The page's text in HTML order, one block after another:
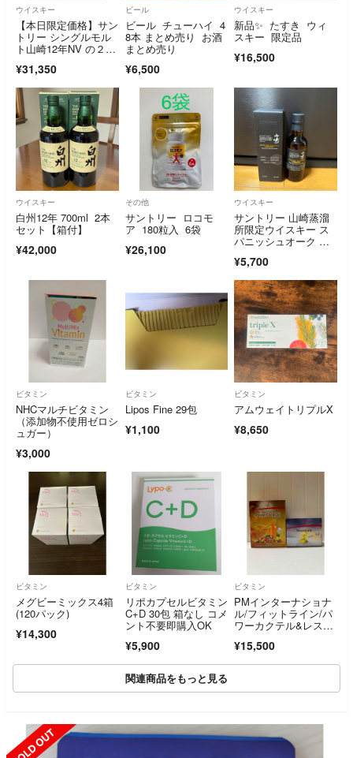
ウイスキー
【本日限定価格】サン
トリー シングルモル
ト山崎12年NV の２点
¥31,350
ビール
ビール チューハイ 4
8本 まとめ売り お酒
まとめ売り
¥6,500
ウイスキー
新品✨️ たすき ウィ
スキー 限定品
¥16,500
ウイスキー
白州12年 700ml 2本
セット【箱付】
¥42,000
その他
サントリー ロコモ
ア 180粒入 6袋
¥26,100
ウイスキー
サントリー 山崎蒸溜
所限定ウイスキー ス
パニッシュオーク ピ
8% 180ml
¥5,700
ビタミン
NHCマルチビタミン
（添加物不使用ゼロシ
ュガー）
¥3,000
ビタミン
Lipos Fine 29包
¥1,100
ビタミン
アムウェイトリプルX
¥8,650
ビタミン
メグビーミックス4箱
(120パック)
¥14,300
ビタミン
リポカプセルビタミン
C+D 30包 箱なし コメ
ント不要即購入OK
¥5,900
ビタミン
PMインターナショナ
ル/フィットライン/パ
ワーカクテル&レスト
¥15,500
関連商品をもっと見る
SOLD OUT